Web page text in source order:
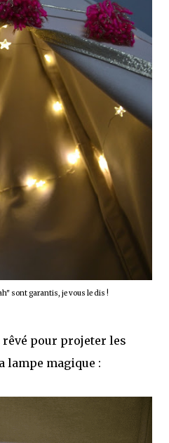
sont garantis, je vous le dis !
rêvé pour projeter les
lampe magique :